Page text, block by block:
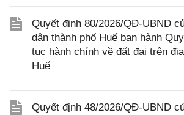
Quyết định 80/2026/QĐ-UBND
dân thành phố Huế ban hành
tục hành chính về đất đai trên
Huế
Quyết định 48/2026/QĐ-UBND